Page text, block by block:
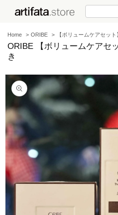
コンテンツに進む
Home ORIBE 【ボリュームケアセッ
ORIBE 【ボリュームケアセ
き
商品情報にスキップ